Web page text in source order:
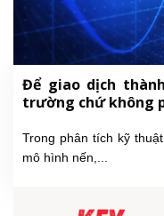
Để giao dịch
trường chứ không
Trong phân tích kỹ
mô hình nến,...